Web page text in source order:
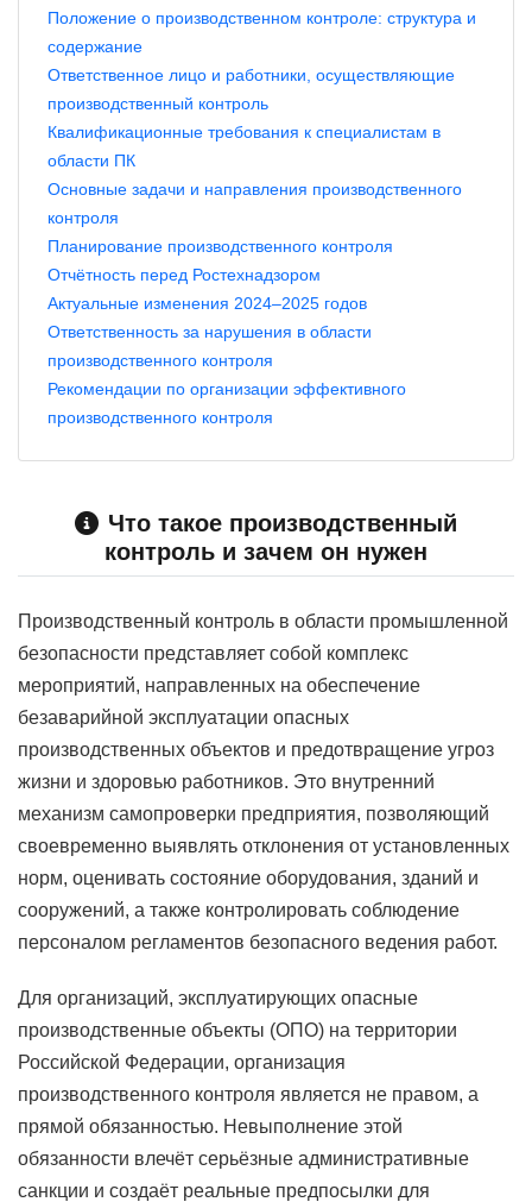
Положение о производственном контроле: структура и
содержание
Ответственное лицо и работники, осуществляющие
производственный контроль
Квалификационные требования к специалистам в
области ПК
Основные задачи и направления производственного
контроля
Планирование производственного контроля
Отчётность перед Ростехнадзором
Актуальные изменения 2024–2025 годов
Ответственность за нарушения в области
производственного контроля
Рекомендации по организации эффективного
производственного контроля
Что такое производственный
контроль и зачем он нужен
Производственный контроль в области промышленной
безопасности представляет собой комплекс
мероприятий, направленных на обеспечение
безаварийной эксплуатации опасных
производственных объектов и предотвращение угроз
жизни и здоровью работников. Это внутренний
механизм самопроверки предприятия, позволяющий
своевременно выявлять отклонения от установленных
норм, оценивать состояние оборудования, зданий и
сооружений, а также контролировать соблюдение
персоналом регламентов безопасного ведения работ.
Для организаций, эксплуатирующих опасные
производственные объекты (ОПО) на территории
Российской Федерации, организация
производственного контроля является не правом, а
прямой обязанностью. Невыполнение этой
обязанности влечёт серьёзные административные
санкции и создаёт реальные предпосылки для